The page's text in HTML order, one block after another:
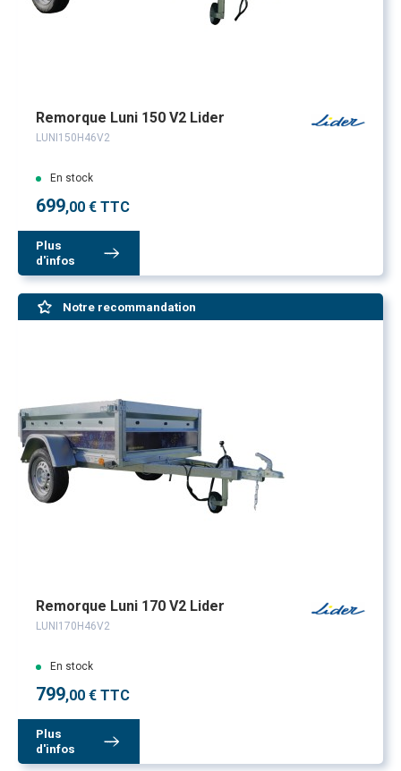
Remorque Luni 150 V2 Lider
LUNI150H46V2
En stock
699,00 € TTC
Plus
d'infos
Notre recommandation
Remorque Luni 170 V2 Lider
LUNI170H46V2
En stock
799,00 € TTC
Plus
d'infos